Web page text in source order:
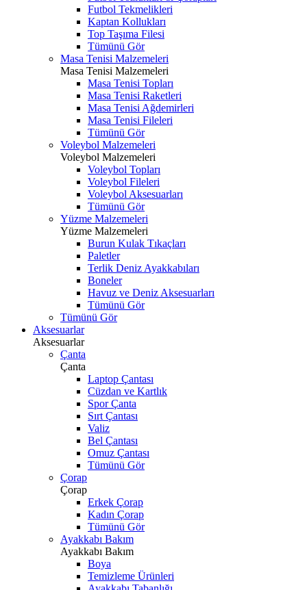
Futbol Tekmelikleri
Kaptan Kollukları
Top Taşıma Filesi
Tümünü Gör
Masa Tenisi Malzemeleri
Masa Tenisi Malzemeleri
Masa Tenisi Topları
Masa Tenisi Raketleri
Masa Tenisi Ağdemirleri
Masa Tenisi Fileleri
Tümünü Gör
Voleybol Malzemeleri
Voleybol Malzemeleri
Voleybol Topları
Voleybol Fileleri
Voleybol Aksesuarları
Tümünü Gör
Yüzme Malzemeleri
Yüzme Malzemeleri
Burun Kulak Tıkaçları
Paletler
Terlik Deniz Ayakkabıları
Boneler
Havuz ve Deniz Aksesuarları
Tümünü Gör
Tümünü Gör
Aksesuarlar
Aksesuarlar
Çanta
Çanta
Laptop Çantası
Cüzdan ve Kartlık
Spor Çanta
Sırt Çantası
Valiz
Bel Çantası
Omuz Çantası
Tümünü Gör
Çorap
Çorap
Erkek Çorap
Kadın Çorap
Tümünü Gör
Ayakkabı Bakım
Ayakkabı Bakım
Boya
Temizleme Ürünleri